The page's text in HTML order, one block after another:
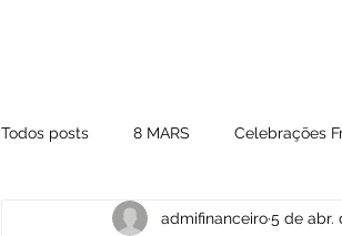
Todos posts 8 MARS Celebrações
Dicas de Pronúncia Cultura
admifinanceiro5 de abr.